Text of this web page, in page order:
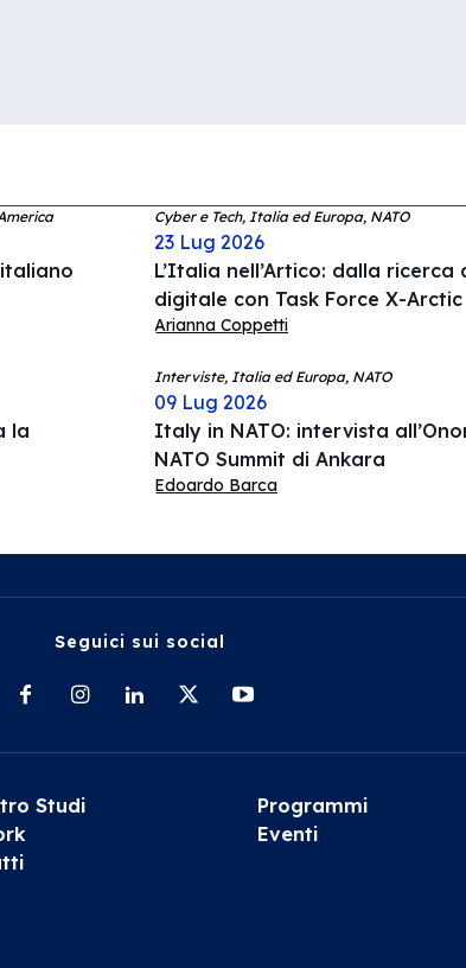
Cyber e Tech, Italia ed Europa, NATO
23 Lug 2026
L’Italia nell’Artico: dalla
digitale con Task Force X-Arctic
Arianna Coppetti
la
Interviste, Italia ed Europa, NATO
09 Lug 2026
Italy in NATO: intervista
NATO Summit di Ankara
Edoardo Barca
Seguici sui social
Studi
Programmi
Eventi